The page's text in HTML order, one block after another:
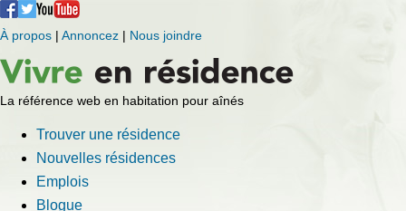
À propos | Annoncez | Nous joindre
La référence web en habitation pour aînés
Trouver une résidence
Nouvelles résidences
Emplois
Blogue